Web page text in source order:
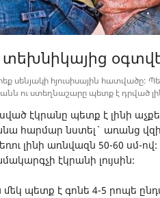
սենյակի հյուսիսային հատվածը:
ու ստեղնաշարը պետք է դրված
էկրանը պետք է լինի
հարմար նստել` առանց
լինի առնվազն 50-60 սմ-ով:
էկրանի լույսին:
մեկ պետք է գոնե 4-5 րոպե